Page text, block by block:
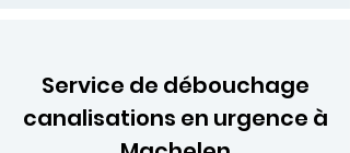
Service de débouchage
canalisations en urgence à